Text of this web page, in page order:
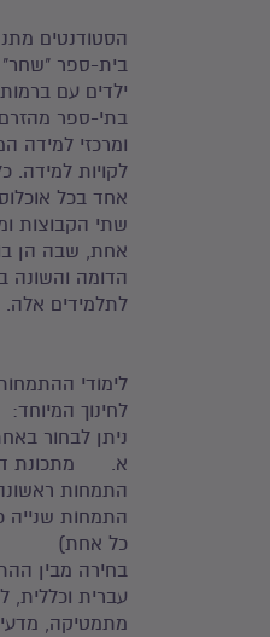
הסטודנטים
בית-ספר "שחר"
ילדים עם ברמות
בתי-ספר
ומרכזי למידה
לקויות
אחד בכל
שתי הקבוצות
אחת, שבה הן
הדומה והשונה
לתלמידים אלה.
לימודי
לחינוך המיוחד:
ניתן לבחור
א. מתכונת
התמחות ראשונה
כל אחת)
בחירה מבין
עברית וכללית,
מתמטיקה,